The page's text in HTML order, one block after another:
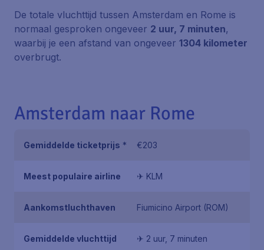
De totale vluchttijd tussen Amsterdam en Rome is
normaal gesproken ongeveer 2 uur, 7 minuten,
waarbij je een afstand van ongeveer 1304 kilometer
overbrugt.
Amsterdam naar Rome
Gemiddelde ticketprijs * €203
Meest populaire airline ✈ KLM
Aankomstluchthaven Fiumicino Airport (ROM)
Gemiddelde vluchttijd ✈ 2 uur, 7 minuten